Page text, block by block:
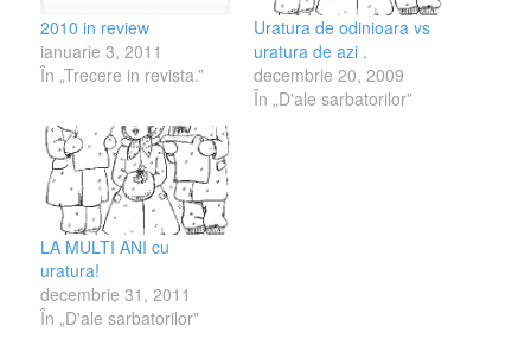
2010 in review
ianuarie 3, 2011
În „Trecere in revista.”
Uratura de odinioara vs
uratura de azi .
decembrie 20, 2009
În „D'ale sarbatorilor”
LA MULTI ANI cu
uratura!
decembrie 31, 2011
În „D'ale sarbatorilor”